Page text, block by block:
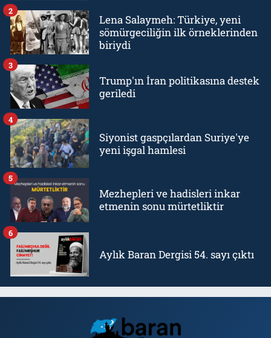
Lena Salaymeh: Türkiye, yeni
sömürgeciliğin ilk örneklerinden
biriydi
2
Trump'ın İran politikasına destek
geriledi
3
Siyonist gaspçılardan Suriye'ye
yeni işgal hamlesi
4
Mezhepleri ve hadisleri inkar
etmenin sonu mürtetliktir
5
Aylık Baran Dergisi 54. sayı çıktı
6